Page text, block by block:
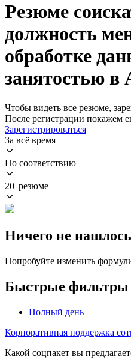
Резюме
должность
обработке
занятостью в
Чтобы видеть все резюме,
После регистрации покажем
Зарегистрироваться
За всё время
По соответствию
20 резюме
Ничего не нашлось
Попробуйте изменить
Быстрые фильтры
Полный день
Корпоративная поддержка
Какой соцпакет вы